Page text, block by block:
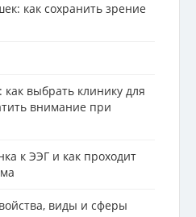
как сохранить зрение
как выбрать клинику для
внимание при
к ЭЭГ и как проходит
виды и сферы